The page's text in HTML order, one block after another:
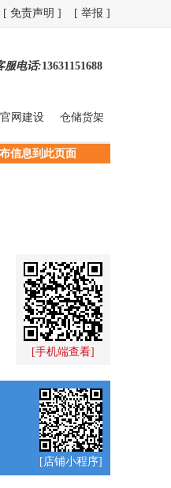
[ 免责声明 ] [ 举报 ]
服电话:13631151688
官网建设 仓储货架
信息到此页面
[手机端查看]
[店铺小程序]